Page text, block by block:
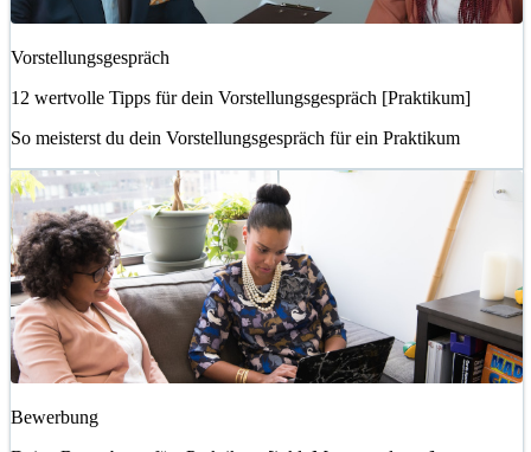
Vorstellungsgespräch
12 wertvolle Tipps für dein Vorstellungsgespräch [Praktikum]
So meisterst du dein Vorstellungsgespräch für ein Praktikum
Bewerbung